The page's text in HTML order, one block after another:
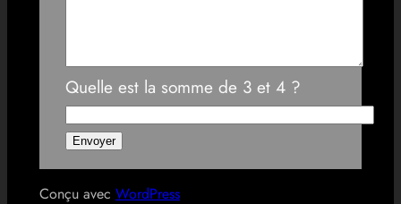
Quelle est la somme de 3 et 4 ?
Conçu avec WordPress